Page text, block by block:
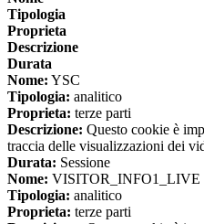
Tipologia
Proprieta
Descrizione
Durata
Nome: YSC
Tipologia: analitico
Proprieta: terze parti
Descrizione: Questo cookie è
traccia delle visualizzazioni dei
Durata: Sessione
Nome: VISITOR_INFO1_LIVE
Tipologia: analitico
Proprieta: terze parti